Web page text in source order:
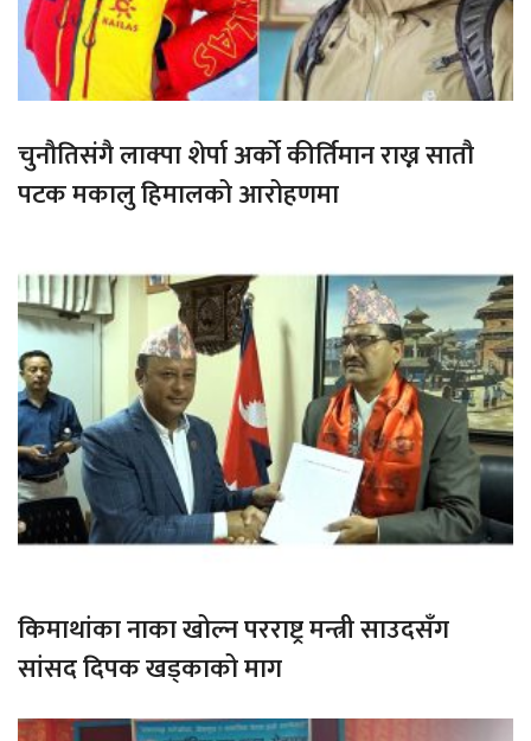
चुनौतिसंगै लाक्पा शेर्पा अर्को कीर्तिमान राख्न सातौ
पटक मकालु हिमालको आरोहणमा
किमाथांका नाका खोल्न परराष्ट्र मन्त्री साउदसँग
सांसद दिपक खड्काको माग